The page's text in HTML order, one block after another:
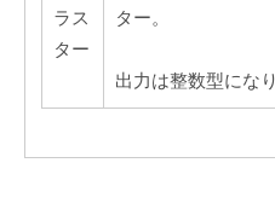
ラス
ター
ター。
出力は整数型になり